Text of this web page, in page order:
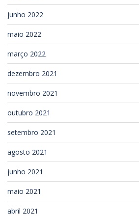
junho 2022
maio 2022
março 2022
dezembro 2021
novembro 2021
outubro 2021
setembro 2021
agosto 2021
junho 2021
maio 2021
abril 2021